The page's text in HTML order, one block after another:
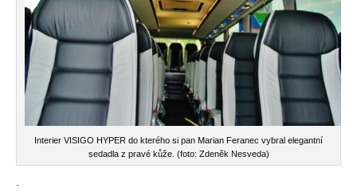
Interier VISIGO HYPER do kterého si pan Marian Feranec vybral elegantní
sedadla z pravé kůže. (foto: Zdeněk Nesveda)
.